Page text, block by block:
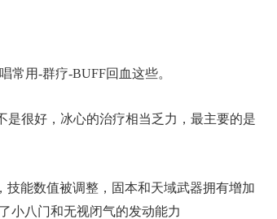
用-群疗-BUFF回血这些。
很好，冰心的治疗相当乏力，最主要的是
能数值被调整，固本和天域武器拥有增加
小八门和无视闭气的发动能力